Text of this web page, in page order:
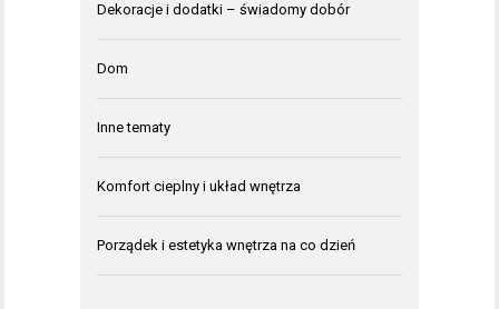
Dekoracje i dodatki – świadomy dobór
Dom
Inne tematy
Komfort cieplny i układ wnętrza
Porządek i estetyka wnętrza na co dzień